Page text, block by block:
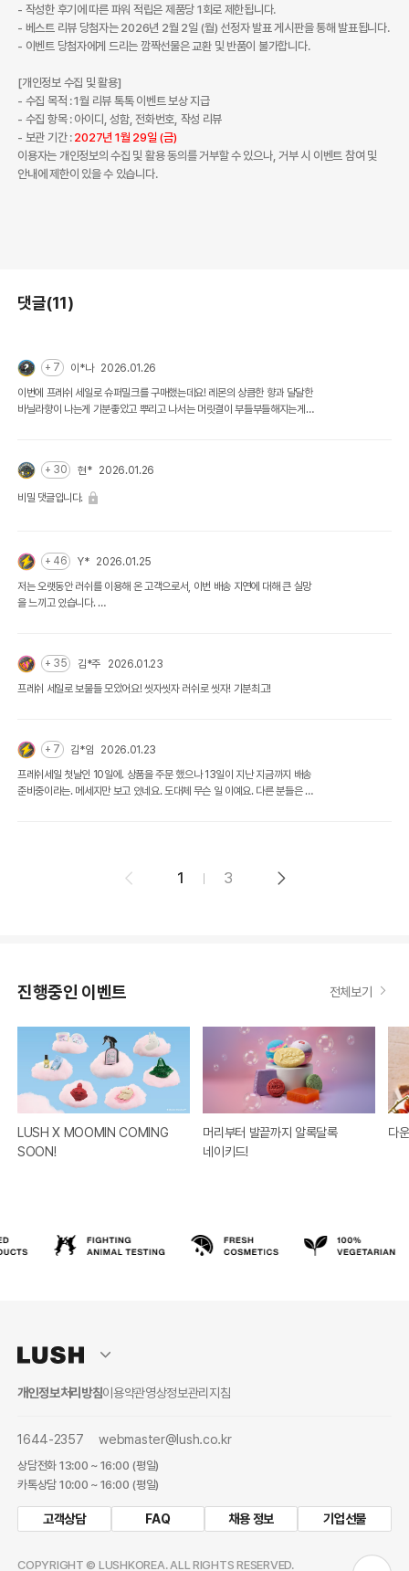
- 작성한 후기에 따른 파워 적립은 제품당 1회로 제한됩니다.
- 베스트 리뷰 당첨자는 2026년 2월 2일 (월) 선정자 발표 게시판을 통해 발표됩니다.
- 이벤트 당첨자에게 드리는 깜짝선물은 교환 및 반품이 불가합니다.
[개인정보 수집 및 활용]
- 수집 목적 : 1월 리뷰 톡톡 이벤트 보상 지급
- 수집 항목 : 아이디, 성함, 전화번호, 작성 리뷰
- 보관 기간 : 2027년 1월 29일 (금)
이용자는 개인정보의 수집 및 활용 동의를 거부할 수 있으나, 거부 시 이벤트 참여 및
안내에 제한이 있을 수 있습니다.
댓글(11)
+ 7 이*나
2026.01.26
이번에 프레쉬 세일로 슈퍼밀크를 구매했는데요! 레몬의 상큼한 향과 달달한
바닐라향이 나는게 기분좋았고 뿌리고 나서는 머릿결이 부들부들해지는게
+ 30 현* 2026.01.26
비밀 댓글입니다.
+ 46 Y*
2026.01.25
저는 오랫동안 러쉬를 이용해 온 고객으로서, 이번 배송 지연에 대해 큰 실망
을 느끼고 있습니다.
저는 1월 11일, 1시간 이상 대기한 끝에 어렵게 구매를 완료했음에도 불구하
현재 배송이 지연되고 있는 정확한 사유와 향후 진행 일정에 대해 명확한 안
내를 부탁드립니다.
+ 35 김*주
2026.01.23
프레쉬 세일로 보물들 모았어요! 씻자씻자 러쉬로 씻자! 기분최고!
+ 7 김*임
2026.01.23
프레쉬세일 첫날인 10일에. 상품을 주문 했으나 13일이 지난 지금까지 배송
준비중이라는. 메세지만 보고 있네요. 도대체 무슨 일 이예요. 다른 분들은 댓
1 3
진행중인 이벤트 전체보기
LUSH X MOOMIN COMING
SOON!
머리부터 발끝까지 알록달록
네이키드!
다
개인정보처리방침이용약관영상정보관리지침
1644-2357 webmaster@lush.co.kr
상담전화 13:00 ~ 16:00 (평일)
카톡상담 10:00 ~ 16:00 (평일)
고객상담 FAQ 채용 정보 기업선물
COPYRIGHT © LUSHKOREA. ALL RIGHTS RESERVED.